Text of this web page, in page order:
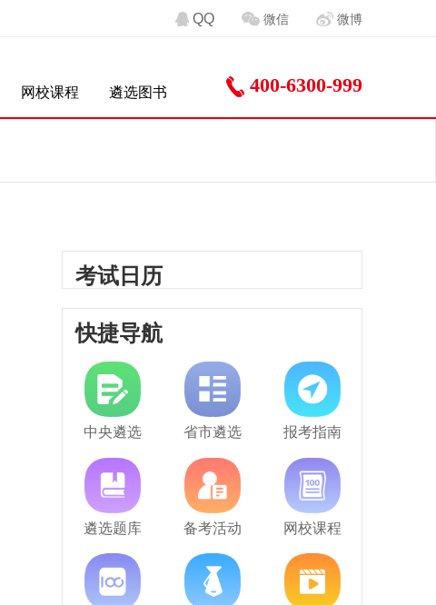
QQ 微信 微博
网校课程 遴选图书 400-6300-999
考试日历
快捷导航
中央遴选 省市遴选 报考指南
遴选题库 备考活动 网校课程